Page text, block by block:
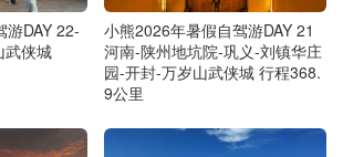
游DAY 22-
武侠城
小熊2026年暑假自驾游DAY 21
河南-陕州地坑院-巩义-刘镇华庄
园-开封-万岁山武侠城 行程368.
9公里